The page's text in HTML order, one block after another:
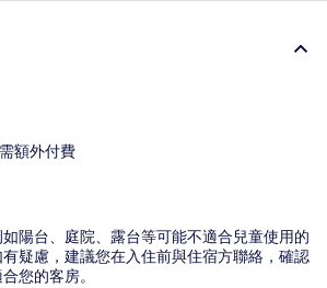
額外付費
陽台、庭院、露台等可能不適合兒童使用的
疑慮，建議您在入住前與住宿方聯絡，確認
您的客房。